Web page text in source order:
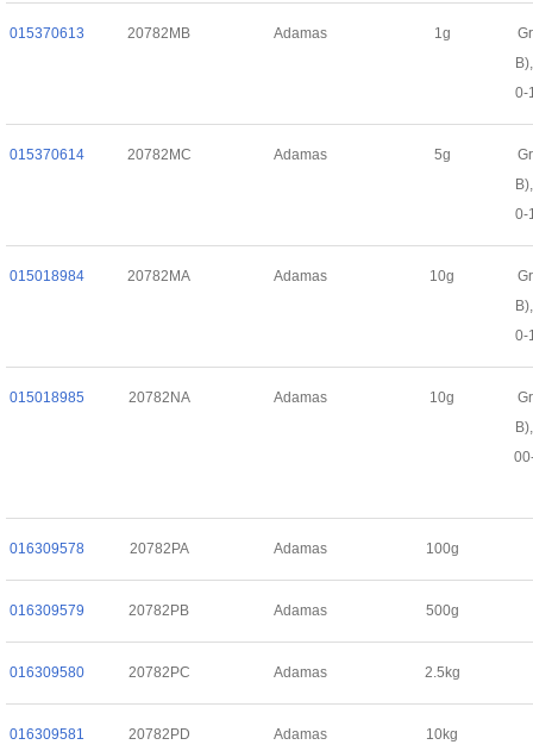
015370613 20782MB Adamas 1g
0-
015370614 20782MC Adamas 5g
0-
015018984 20782MA Adamas 10g
0-
015018985 20782NA Adamas 10g
016309578 20782PA Adamas 100g
016309579 20782PB Adamas 500g
016309580 20782PC Adamas 2.5kg
016309581 20782PD Adamas 10kg